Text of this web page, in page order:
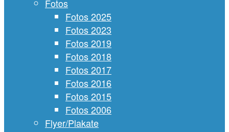
Fotos
Fotos 2025
Fotos 2023
Fotos 2019
Fotos 2018
Fotos 2017
Fotos 2016
Fotos 2015
Fotos 2006
Flyer/Plakate